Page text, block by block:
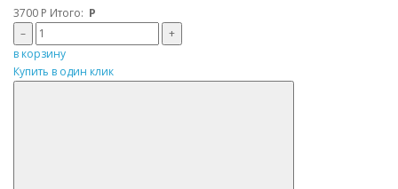
3700 Р Итого: Р
–
+
в корзину
Купить в один клик